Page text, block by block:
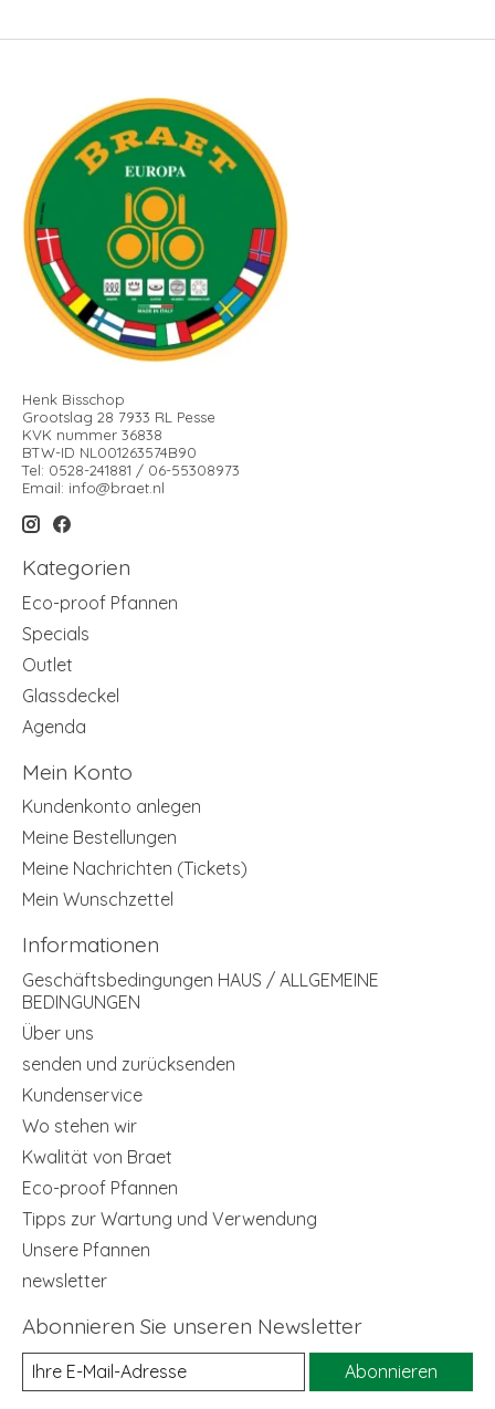
Henk Bisschop
Grootslag 28 7933 RL Pesse
KVK nummer 36838
BTW-ID NL001263574B90
Tel: 0528-241881 / 06-55308973
Email: info@braet.nl
Kategorien
Eco-proof Pfannen
Specials
Outlet
Glassdeckel
Agenda
Mein Konto
Kundenkonto anlegen
Meine Bestellungen
Meine Nachrichten (Tickets)
Mein Wunschzettel
Informationen
Geschäftsbedingungen HAUS / ALLGEMEINE
BEDINGUNGEN
Über uns
senden und zurücksenden
Kundenservice
Wo stehen wir
Kwalität von Braet
Eco-proof Pfannen
Tipps zur Wartung und Verwendung
Unsere Pfannen
newsletter
Abonnieren Sie unseren Newsletter
Abonnieren